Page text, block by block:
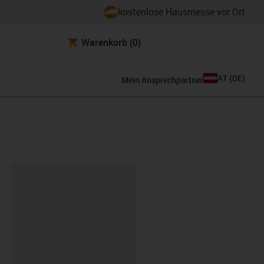
kostenlose Hausmesse vor Ort
Warenkorb (0)
Mein Ansprechpartner AT (DE)